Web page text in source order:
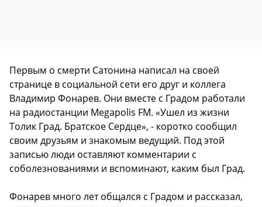
Первым о смерти Сатонина написал на своей
странице в социальной сети его друг и коллега
Владимир Фонарев. Они вместе с Градом работали
на радиостанции Megapolis FM. «Ушел из жизни
Толик Град. Братское Сердце», - коротко сообщил
своим друзьям и знакомым ведущий. Под этой
записью люди оставляют комментарии с
соболезнованиями и вспоминают, каким был Град.
Фонарев много лет общался с Градом и рассказал,